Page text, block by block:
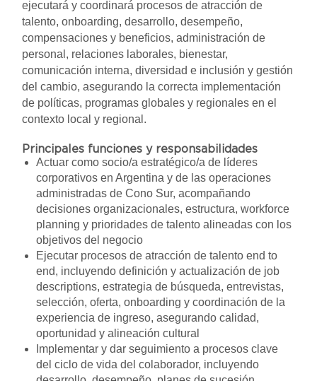
ejecutará y coordinará procesos de atracción de
talento, onboarding, desarrollo, desempeño,
compensaciones y beneficios, administración de
personal, relaciones laborales, bienestar,
comunicación interna, diversidad e inclusión y gestión
del cambio, asegurando la correcta implementación
de políticas, programas globales y regionales en el
contexto local y regional.
Principales funciones y responsabilidades
Actuar como socio/a estratégico/a de líderes
corporativos en Argentina y de las operaciones
administradas de Cono Sur, acompañando
decisiones organizacionales, estructura, workforce
planning y prioridades de talento alineadas con los
objetivos del negocio
Ejecutar procesos de atracción de talento end to
end, incluyendo definición y actualización de job
descriptions, estrategia de búsqueda, entrevistas,
selección, oferta, onboarding y coordinación de la
experiencia de ingreso, asegurando calidad,
oportunidad y alineación cultural
Implementar y dar seguimiento a procesos clave
del ciclo de vida del colaborador, incluyendo